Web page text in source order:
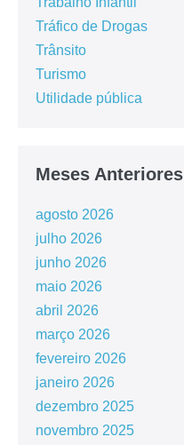
Tráfico de Drogas
Trânsito
Turismo
Utilidade pública
Meses Anteriores
agosto 2026
julho 2026
junho 2026
maio 2026
abril 2026
março 2026
fevereiro 2026
janeiro 2026
dezembro 2025
novembro 2025